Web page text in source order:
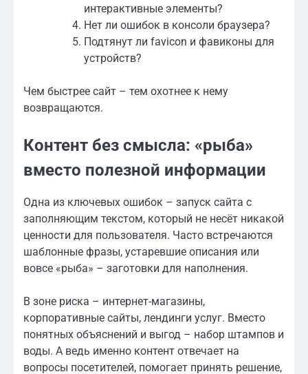
интерактивные элементы?
Нет ли ошибок в консоли браузера?
Подтянут ли favicon и фавиконы для
устройств?
Чем быстрее сайт – тем охотнее к нему
возвращаются.
Контент без смысла: «рыба»
вместо полезной информации
Одна из ключевых ошибок – запуск сайта с
заполняющим текстом, который не несёт никакой
ценности для пользователя. Часто встречаются
шаблонные фразы, устаревшие описания или
вовсе «рыба» – заготовки для наполнения.
В зоне риска – интернет-магазины,
корпоративные сайты, лендинги услуг. Вместо
понятных объяснений и выгод – набор штампов и
воды. А ведь именно контент отвечает на
вопросы посетителей, помогает принять решение,